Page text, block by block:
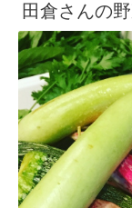
田倉さんの